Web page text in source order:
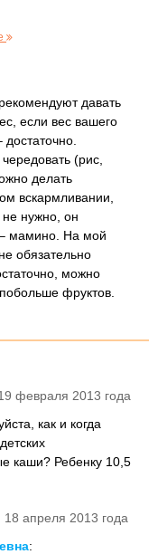
давать
если вес вашего
(рис,
делать
вскармливании,
не нужно, он
– мамино. На мой
обязательно
можно
фруктов.
февраля 2013 года
как и когда
каши? Ребенку 10,5
18 апреля 2013 года
: